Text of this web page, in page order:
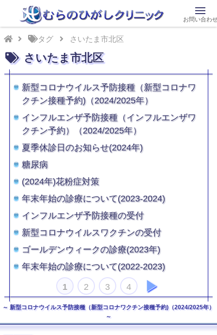
タグ さいたま市北区
さいたま市北区
新型コロナウイルス予防接種（新型コロナワ
クチン接種予約)（2024/2025年）
インフルエンザ予防接種（インフルエンザワ
クチン予約）（2024/2025年）
夏季休診日のお知らせ(2024年)
糖尿病
(2024年)花粉症対策
年末年始の診療について(2023-2024)
インフルエンザ予防接種の受付
新型コロナウイルスワクチンの受付
ゴールデンウィークの診療(2023年)
年末年始の診療について(2022-2023)
1 2 3 4
次
へ
新型コロナウイルス予防接種（新型コロナワクチン接種予約)（2024/2025年）
お問い合わ